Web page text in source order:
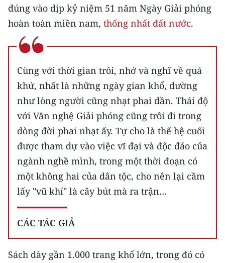
đúng vào dịp kỷ niệm 51 năm Ngày Giải phóng
hoàn toàn miền nam, thống nhất đất nước.
Cùng với thời gian trôi, nhớ và nghĩ về quá
khứ, nhất là những ngày gian khổ, dường
như lòng người cũng nhạt phai dần. Thái độ
với Văn nghệ Giải phóng cũng trôi đi trong
dòng đời phai nhạt ấy. Tự cho là thế hệ cuối
được tham dự vào việc vĩ đại và độc đáo của
ngành nghề mình, trong một thời đoạn có
một không hai của dân tộc, cho nên lại cầm
lấy "vũ khí" là cây bút mà ra trận…
CÁC TÁC GIẢ
Sách dày gần 1.000 trang khổ lớn, trong đó có